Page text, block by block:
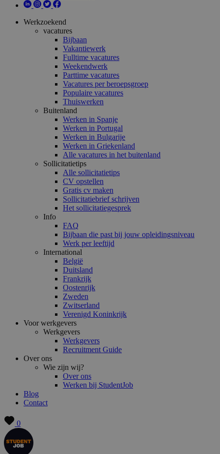
Werkzoekend
vacatures
Bijbaan
Vakantiewerk
Fulltime vacatures
Weekendwerk
Parttime vacatures
Vacatures per beroepsgroep
Populaire vacatures
Thuiswerken
Buitenland
Werken in Spanje
Werken in Portugal
Werken in Bulgarije
Werken in Griekenland
Alle vacatures in het buitenland
Sollicitatietips
Alle sollicitatietips
CV opstellen
Gratis cv maken
Sollicitatiebrief schrijven
Het sollicitatiegesprek
Info
FAQ
Bijbaan die past bij jouw opleidingsniveau
Werk per leeftijd
International
België
Duitsland
Frankrijk
Oostenrijk
Zweden
Zwitserland
Verenigd Koninkrijk
Voor werkgevers
Werkgevers
Werkgevers
Recruitment Guide
Over ons
Wie zijn wij?
Over ons
Werken bij StudentJob
Blog
Contact
0